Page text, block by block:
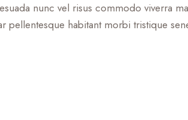
nunc vel risus commodo viverra
pellentesque habitant morbi tristique